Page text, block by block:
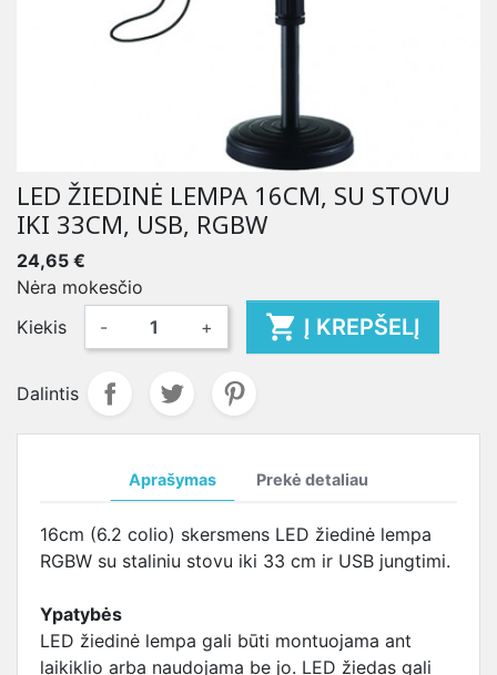
LED ŽIEDINĖ LEMPA 16CM, SU STOVU
IKI 33CM, USB, RGBW
24,65 €
Nėra mokesčio
Kiekis
- +  Į KREPŠELĮ
Dalintis
Aprašymas Prekė detaliau
16cm (6.2 colio) skersmens LED žiedinė lempa
RGBW su staliniu stovu iki 33 cm ir USB jungtimi.
Ypatybės
LED žiedinė lempa gali būti montuojama ant
laikiklio arba naudojama be jo. LED žiedas gali